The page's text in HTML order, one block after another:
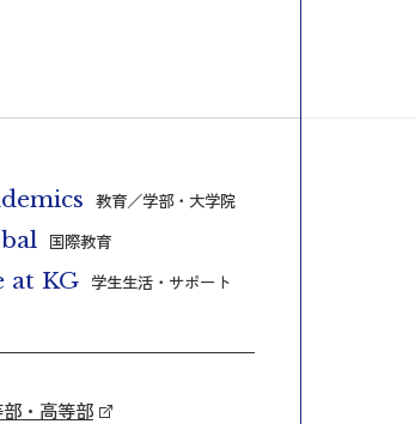
教育／学部・大学院
国際教育
at KG 学生生活・サポート
・高等部